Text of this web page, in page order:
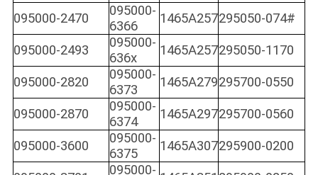
095000-2470
095000-
6366
1465A257295050-074#
095000-2493
095000-
636x
1465A257295050-1170
095000-2820
095000-
6373
1465A279295700-0550
095000-2870
095000-
6374
1465A297295700-0560
095000-3600
095000-
6375
1465A307295900-0200
095000-